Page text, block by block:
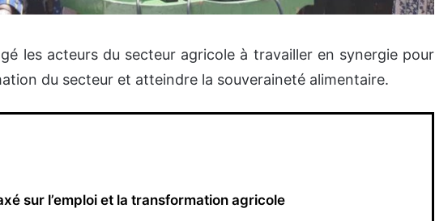
les acteurs du secteur agricole à travailler en synergie pour
du secteur et atteindre la souveraineté alimentaire.
sur l’emploi et la transformation agricole